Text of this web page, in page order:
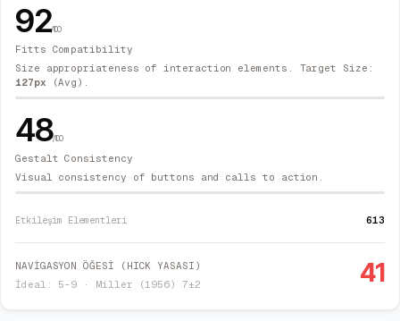
92/100
Fitts Compatibility
Size appropriateness of interaction elements. Target Size:
127px (Avg).
48/100
Gestalt Consistency
Visual consistency of buttons and calls to action.
Etkileşim Elementleri 613
NAVİGASYON ÖĞESİ (HICK YASASI)
İdeal: 5–9 · Miller (1956) 7±2
41